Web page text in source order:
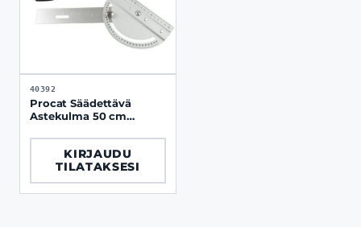
40392
Procat Säädettävä
Astekulma 50 cm
KIRJAUDU
TILATAKSESI